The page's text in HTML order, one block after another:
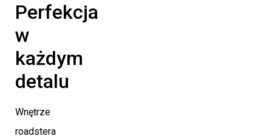
Perfekcja
w
każdym
detalu
Wnętrze
roadstera